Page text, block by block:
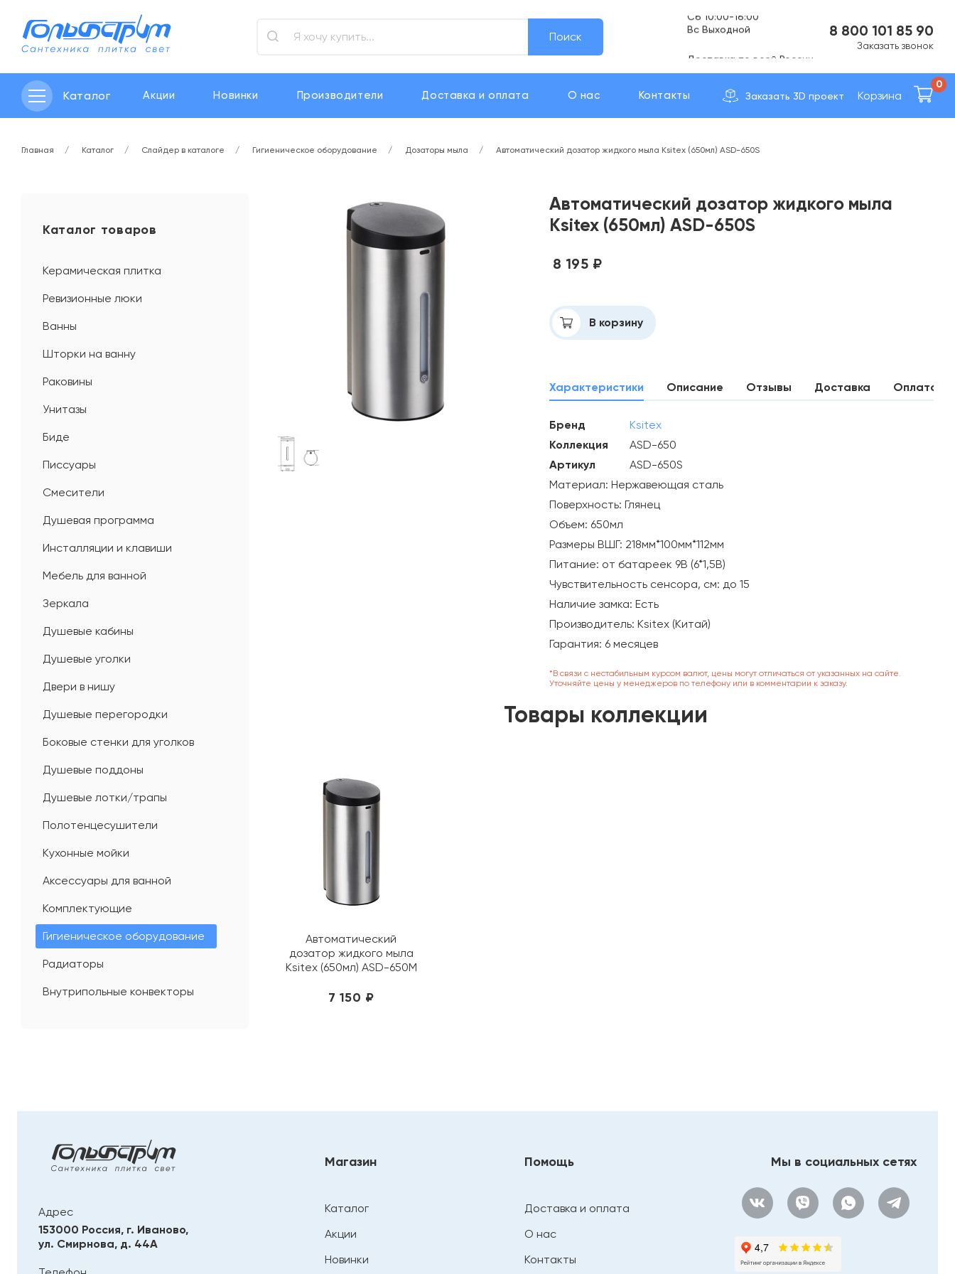
Поиск 8 800 101 85 90
Заказать звонок
Каталог Акции Новинки Производители Доставка и оплата О нас Контакты Заказать 3D проект Корзина
0
Главная Каталог Слайдер в каталоге Гигиеническое оборудование Дозаторы мыла Автоматический дозатор жидкого мыла Ksitex (650мл) ASD-650S
Каталог товаров
Керамическая плитка
Ревизионные люки
Ванны
Шторки на ванну
Раковины
Унитазы
Биде
Писсуары
Смесители
Душевая программа
Инсталляции и клавиши
Мебель для ванной
Зеркала
Душевые кабины
Душевые уголки
Двери в нишу
Душевые перегородки
Боковые стенки для уголков
Душевые поддоны
Душевые лотки/трапы
Полотенцесушители
Кухонные мойки
Аксессуары для ванной
Комплектующие
Гигиеническое оборудование
Радиаторы
Внутрипольные конвекторы
Автоматический дозатор жидкого мыла
Ksitex (650мл) ASD-650S
8 195 ₽
В корзину
Характеристики Описание Отзывы Доставка Оплата
Бренд
Ksitex
Коллекция
ASD-650
Артикул
ASD-650S
Материал: Нержавеющая сталь
Поверхность: Глянец
Объем: 650мл
Размеры ВШГ: 218мм*100мм*112мм
Питание: от батареек 9В (6*1,5В)
Чувствительность сенсора, см: до 15
Наличие замка: Есть
Производитель: Ksitex (Китай)
Гарантия: 6 месяцев
*В связи с нестабильным курсом валют, цены могут отличаться от указанных на сайте.
Уточняйте цены у менеджеров по телефону или в комментарии к заказу.
Товары коллекции
Автоматический
дозатор жидкого мыла
Ksitex (650мл) ASD-650M
7 150 ₽
Адрес
153000 Россия, г. Иваново,
ул. Смирнова, д. 44А
Магазин
Каталог
Акции
Новинки
Помощь
Доставка и оплата
О нас
Контакты
Мы в социальных сетях